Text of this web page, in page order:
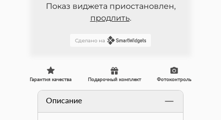
Показ виджета приостановлен,
продлить.
Сделано на
Гарантия качества Фотоконтроль
Подарочный комплект
Описание